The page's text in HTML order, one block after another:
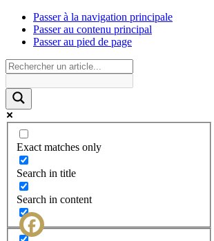
Passer à la navigation principale
Passer au contenu principal
Passer au pied de page
Exact matches only
Search in title
Search in content